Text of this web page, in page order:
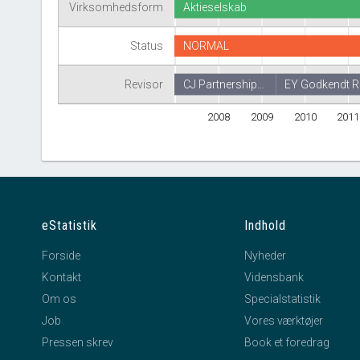
Virksomhedsform
Status
Revisor
2008 2009 2010 2011
Aktieselskab
NORMAL
EY Godkendt
CJ Partnership…
eStatistik
Forside
Kontakt
Om os
Job
Pressen skrev
Indhold
Nyheder
Vidensbank
Specialstatistik
Vores værktøjer
Book et foredrag